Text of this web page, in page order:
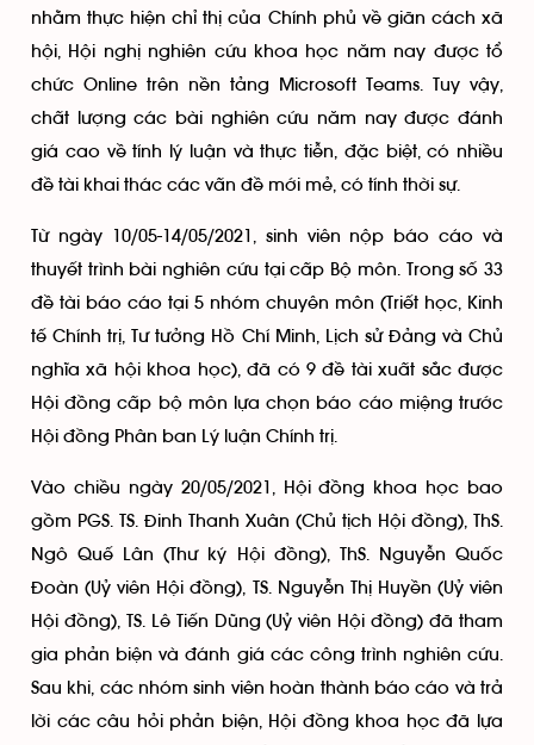
nhằm thực hiện chỉ thị của Chính phủ về giãn cách xã
hội, Hội nghị nghiên cứu khoa học năm nay được tổ
chức Online trên nền tảng Microsoft Teams. Tuy vậy,
chất lượng các bài nghiên cứu năm nay được đánh
giá cao về tính lý luận và thực tiễn, đặc biệt, có nhiều
đề tài khai thác các vấn đề mới mẻ, có tính thời sự.
Từ ngày 10/05-14/05/2021, sinh viên nộp báo cáo và
thuyết trình bài nghiên cứu tại cấp Bộ môn. Trong số 33
đề tài báo cáo tại 5 nhóm chuyên môn (Triết học, Kinh
tế Chính trị, Tư tưởng Hồ Chí Minh, Lịch sử Đảng và Chủ
nghĩa xã hội khoa học), đã có 9 đề tài xuất sắc được
Hội đồng cấp bộ môn lựa chọn báo cáo miệng trước
Hội đồng Phân ban Lý luận Chính trị.
Vào chiều ngày 20/05/2021, Hội đồng khoa học bao
gồm PGS. TS. Đinh Thanh Xuân (Chủ tịch Hội đồng), ThS.
Ngô Quế Lân (Thư ký Hội đồng), ThS. Nguyễn Quốc
Đoàn (Uỷ viên Hội đồng), TS. Nguyễn Thị Huyền (Uỷ viên
Hội đồng), TS. Lê Tiến Dũng (Uỷ viên Hội đồng) đã tham
gia phản biện và đánh giá các công trình nghiên cứu.
Sau khi, các nhóm sinh viên hoàn thành báo cáo và trả
lời các câu hỏi phản biện, Hội đồng khoa học đã lựa